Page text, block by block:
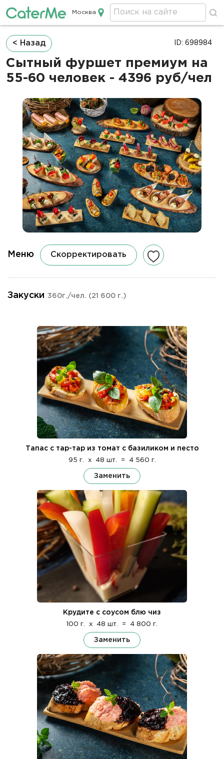
Кейтеринг в Москве
Москва
Строка
навигации
< Назад
Сытный фуршет премиум на
55-60 человек - 4396 руб/чел
ID: 698984
Меню Скорректировать
Закуски 360г./чел. (21 600 г.)
Тапас с тар-тар из томат с базиликом и песто
95 г. x 48 шт. = 4 560 г.
Заменить
Крудите с соусом блю чиз
100 г. x 48 шт. = 4 800 г.
Заменить